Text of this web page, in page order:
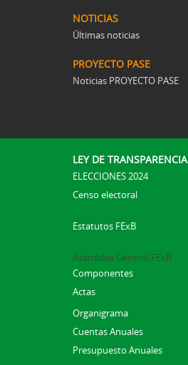
NOTICIAS
Últimas noticias
PROYECTO PASE
Noticias PROYECTO PASE
LEY DE TRANSPARENCIA
ELECCIONES 2024
Censo electoral
Estatutos FExB
Asamblea General FExB
Componentes
Actas
Organigrama
Cuentas Anuales
Presupuesto Anuales